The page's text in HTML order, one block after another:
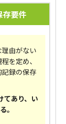
存要件
由がない
を定め、
録の保存
てあり、い
。